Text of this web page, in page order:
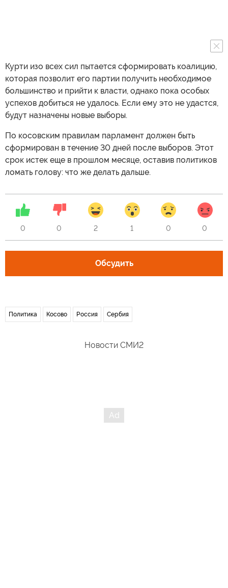
Курти изо всех сил пытается сформировать коалицию,
которая позволит его партии получить необходимое
большинство и прийти к власти, однако пока особых
успехов добиться не удалось. Если ему это не удастся,
будут назначены новые выборы.
По косовским правилам парламент должен быть
сформирован в течение 30 дней после выборов. Этот
срок истек еще в прошлом месяце, оставив политиков
ломать голову: что же делать дальше.
0 0 2 1 0 0
Обсудить
Политика Косово Россия Сербия
Новости СМИ2